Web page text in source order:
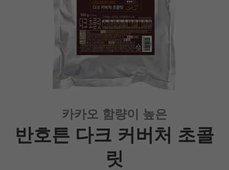
카카오 함량이 높은
반호튼 다크 커버처 초콜
릿